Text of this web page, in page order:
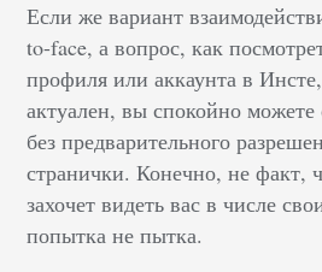
Если же вариант
to-face, а вопрос, как
профиля или аккаунта в
актуален, вы спокойно можете
без предварительного
странички. Конечно, не факт,
захочет видеть вас в числе
попытка не пытка.